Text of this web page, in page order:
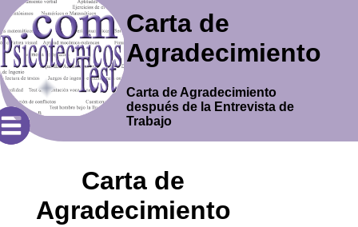
Carta de
Agradecimiento
Carta de Agradecimiento
después de la Entrevista de
Trabajo
Carta de
Agradecimiento